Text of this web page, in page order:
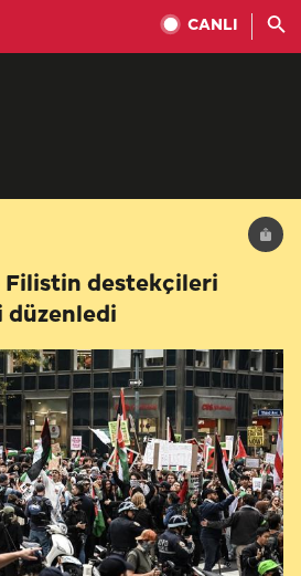
CANLI
Filistin destekçileri
düzenledi